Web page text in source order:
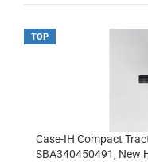
TOP
Case-IH Compact
SBA340450491, New